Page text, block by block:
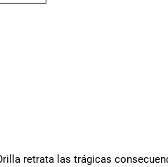
retrata las trágicas